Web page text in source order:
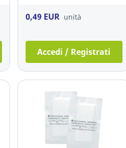
0,49 EUR unità
Accedi / Registrati